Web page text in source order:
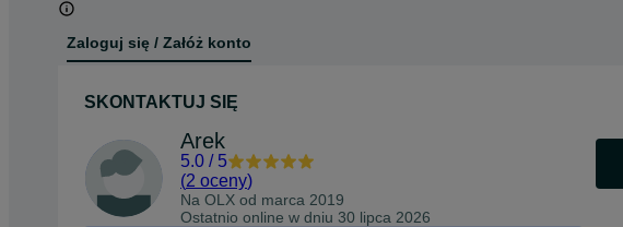
Zaloguj się / Załóż konto
SKONTAKTUJ SIĘ
Arek
5.0 / 5
(2 oceny)
Na OLX od marca 2019
Ostatnio online w dniu 30 lipca 2026